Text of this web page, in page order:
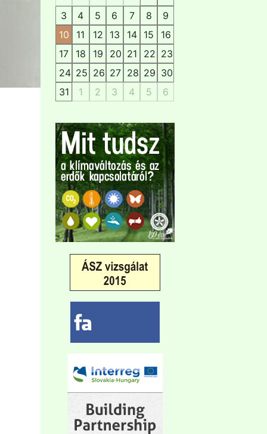
3
4 5 6 7 8
9
10
11 12 13 14 15
16
17
18 19 20 21 22 23
24 25 26 27 28 29 30
31
1 2 3 4 5 6